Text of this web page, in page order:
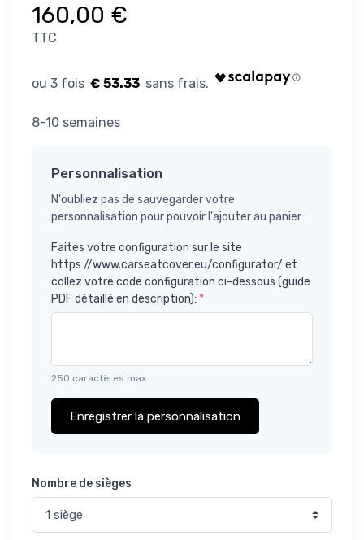
160,00 €
TTC
€ 53.33
8-10 semaines
Personnalisation
N'oubliez pas de sauvegarder votre
personnalisation pour pouvoir l'ajouter au panier
Faites votre configuration sur le site
https://www.carseatcover.eu/configurator/ et
collez votre code configuration ci-dessous (guide
PDF détaillé en description): *
250 caractères max
Enregistrer la personnalisation
Nombre de sièges